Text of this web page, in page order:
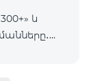
և